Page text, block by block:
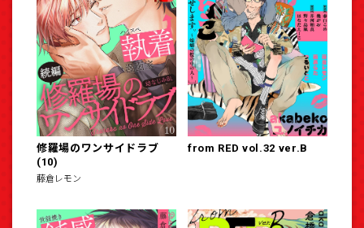
修羅場のワンサイドラブ
(10)
藤倉レモン
from RED vol.32 ver.B